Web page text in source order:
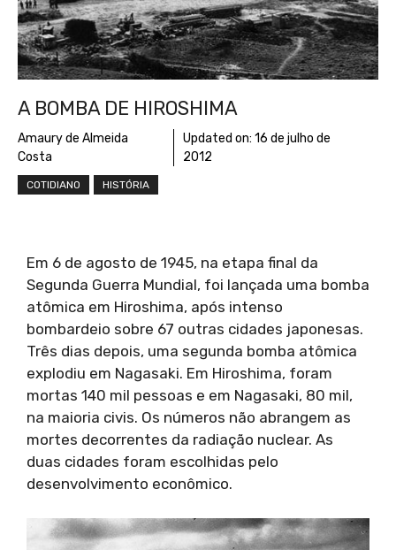
A BOMBA DE HIROSHIMA
Amaury de Almeida
Costa
Updated on: 16 de julho de
2012
COTIDIANO HISTÓRIA
Em 6 de agosto de 1945, na etapa final da
Segunda Guerra Mundial, foi lançada uma bomba
atômica em Hiroshima, após intenso
bombardeio sobre 67 outras cidades japonesas.
Três dias depois, uma segunda bomba atômica
explodiu em Nagasaki. Em Hiroshima, foram
mortas 140 mil pessoas e em Nagasaki, 80 mil,
na maioria civis. Os números não abrangem as
mortes decorrentes da radiação nuclear. As
duas cidades foram escolhidas pelo
desenvolvimento econômico.